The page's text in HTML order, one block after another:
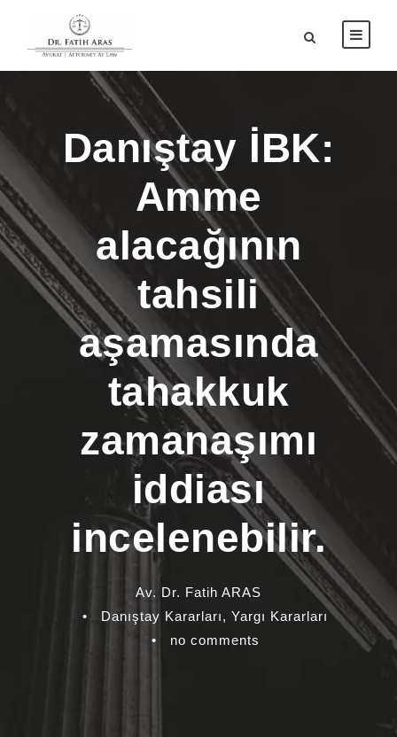
Danıştay İBK:
Amme
alacağının
tahsili
aşamasında
tahakkuk
zamanaşımı
iddiası
incelenebilir.
Av. Dr. Fatih ARAS
•
Danıştay Kararları, Yargı Kararları
•
no comments